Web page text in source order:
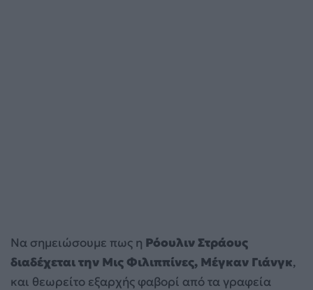
Να σημειώσουμε πως η Ρόουλιν Στράους
διαδέχεται την Μις Φιλιππίνες, Μέγκαν Γιάνγκ,
και θεωρείτο εξαρχής φαβορί από τα γραφεία